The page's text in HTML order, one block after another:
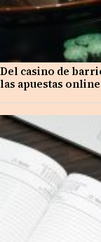
Del casino de
las apuestas online